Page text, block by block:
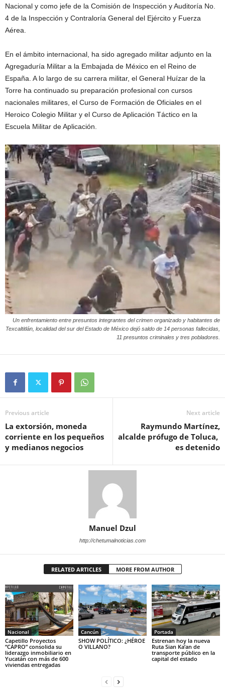
Nacional y como jefe de la Comisión de Inspección y Auditoría No.
4 de la Inspección y Contraloría General del Ejército y Fuerza
Aérea.
En el ámbito internacional, ha sido agregado militar adjunto en la
Agregaduría Militar a la Embajada de México en el Reino de
España. A lo largo de su carrera militar, el General Huízar de la
Torre ha continuado su preparación profesional con cursos
nacionales militares, el Curso de Formación de Oficiales en el
Heroico Colegio Militar y el Curso de Aplicación Táctico en la
Escuela Militar de Aplicación.
Un enfrentamiento entre presuntos integrantes del crimen organizado y habitantes de
Texcaltitlán, localidad del sur del Estado de México dejó saldo de 14 personas fallecidas,
11 presuntos criminales y tres pobladores.
Previous article
La extorsión, moneda
corriente en los pequeños
y medianos negocios
Next article
Raymundo Martínez,
alcalde prófugo de Toluca,
es detenido
Manuel Dzul
http://chetumalnoticias.com
RELATED ARTICLES MORE FROM AUTHOR
Nacional
Capetillo Proyectos
“CAPRO” consolida su
liderazgo inmobiliario en
Yucatán con más de 600
viviendas entregadas
Cancún
SHOW POLÍTICO: ¿HÉROE
O VILLANO?
Portada
Estrenan hoy la nueva
Ruta Sian Ka’an de
transporte público en la
capital del estado